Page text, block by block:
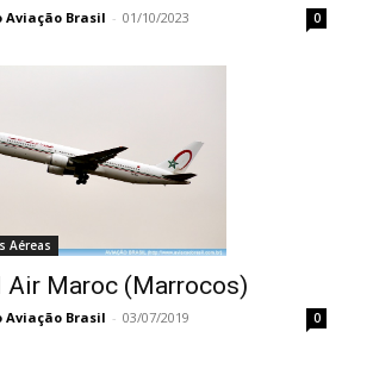
Aviação Brasil - 01/10/2023 0
Aéreas
Air Maroc (Marrocos)
Aviação Brasil - 03/07/2019 0